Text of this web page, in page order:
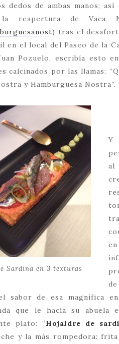
dedos de ambas manos; así
reapertura de Vaca
) tras el
en el local del Paseo de la
Pozuelo, escribía esto
calcinados por las llamas:
y Hamburguesa Nostra”.
Sardina en 3 texturas
Y
al
sabor de esa magnífica
que le hacía su
plato: “Hojaldre de
y la más rompedora: